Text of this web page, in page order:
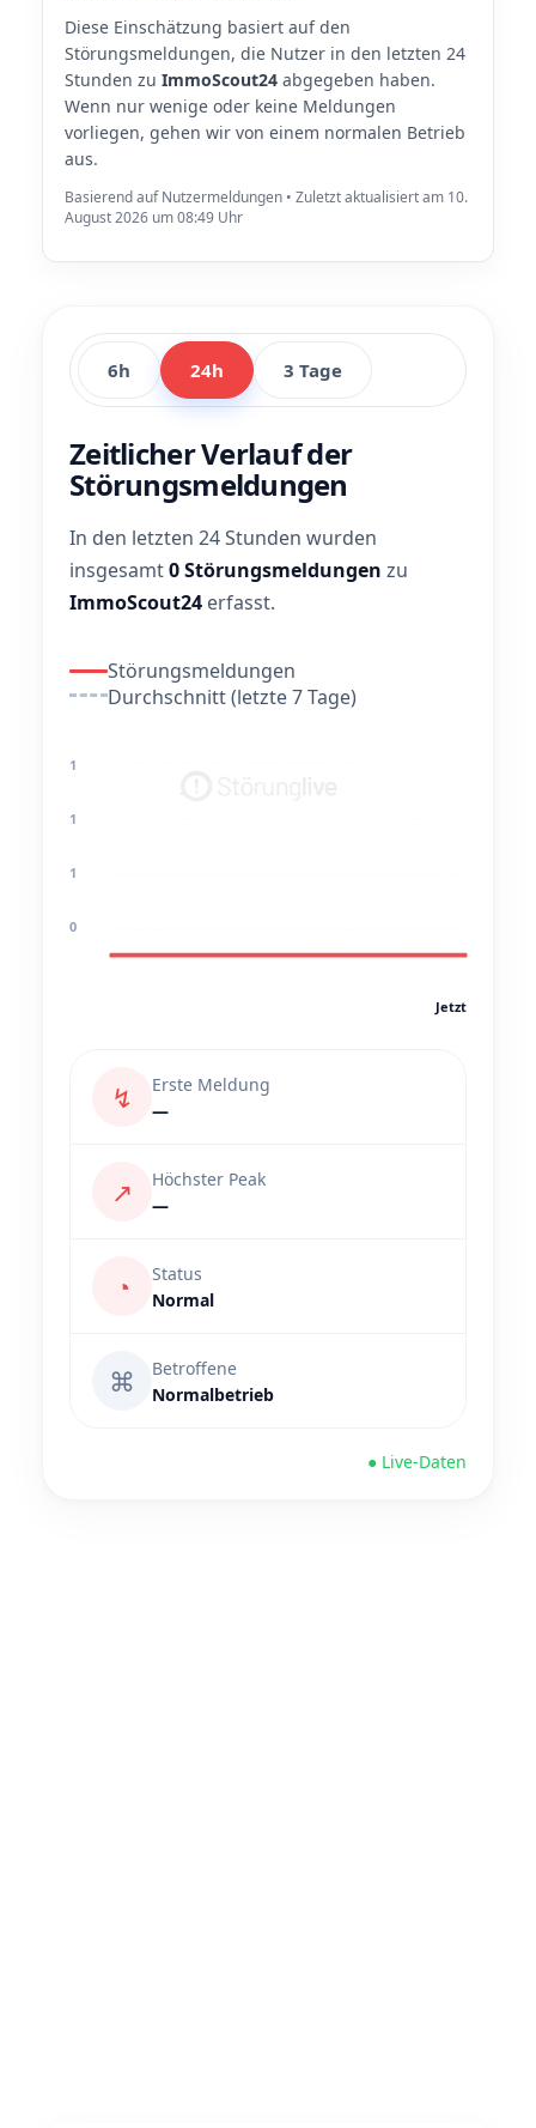
Diese Einschätzung basiert auf den
Störungsmeldungen, die Nutzer in den letzten 24
Stunden zu ImmoScout24 abgegeben haben.
Wenn nur wenige oder keine Meldungen
vorliegen, gehen wir von einem normalen Betrieb
aus.
Basierend auf Nutzermeldungen • Zuletzt aktualisiert am 10.
August 2026 um 08:49 Uhr
6h 24h 3 Tage
Zeitlicher Verlauf der
Störungsmeldungen
In den letzten 24 Stunden wurden
insgesamt0 Störungsmeldungen zu
ImmoScout24 erfasst.
Störungsmeldungen
Durchschnitt (letzte 7 Tage)
1
1
1
0
Jetzt
↯
Erste Meldung
—
↗
Höchster Peak
—
◔
Status
Normal
⌘
Betroffene
Normalbetrieb
● Live-Daten